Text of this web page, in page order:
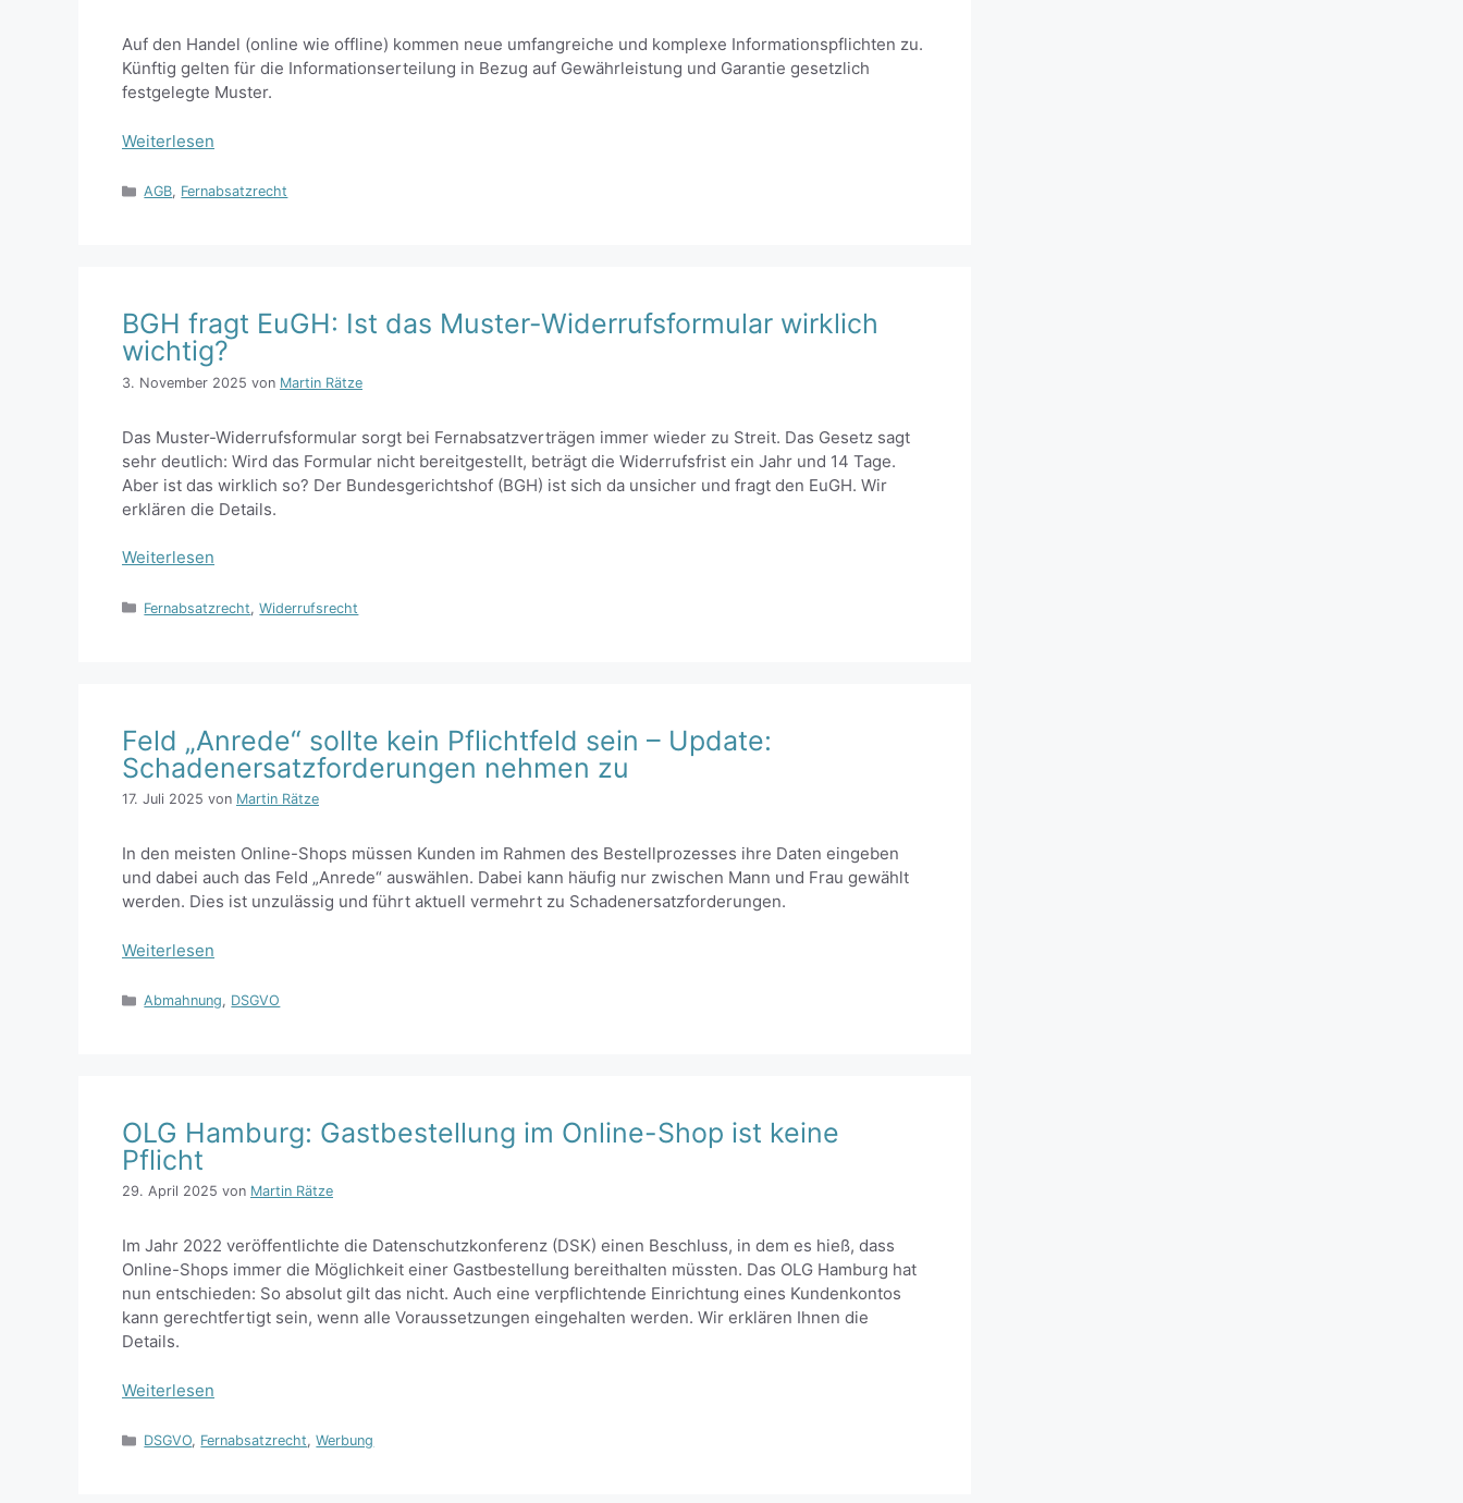
Auf den Handel (online wie offline) kommen neue umfangreiche und komplexe Informationspflichten zu.
Künftig gelten für die Informationserteilung in Bezug auf Gewährleistung und Garantie gesetzlich
festgelegte Muster.
Weiterlesen
Kategorien
AGB, Fernabsatzrecht
BGH fragt EuGH: Ist das Muster-Widerrufsformular wirklich
wichtig?
3. November 2025 von Martin Rätze
Das Muster-Widerrufsformular sorgt bei Fernabsatzverträgen immer wieder zu Streit. Das Gesetz sagt
sehr deutlich: Wird das Formular nicht bereitgestellt, beträgt die Widerrufsfrist ein Jahr und 14 Tage.
Aber ist das wirklich so? Der Bundesgerichtshof (BGH) ist sich da unsicher und fragt den EuGH. Wir
erklären die Details.
Weiterlesen
Kategorien
Fernabsatzrecht,Widerrufsrecht
Feld „Anrede“ sollte kein Pflichtfeld sein – Update:
Schadenersatzforderungen nehmen zu
17. Juli 2025 von Martin Rätze
In den meisten Online-Shops müssen Kunden im Rahmen des Bestellprozesses ihre Daten eingeben
und dabei auch das Feld „Anrede“ auswählen. Dabei kann häufig nur zwischen Mann und Frau gewählt
werden. Dies ist unzulässig und führt aktuell vermehrt zu Schadenersatzforderungen.
Weiterlesen
Kategorien
Abmahnung, DSGVO
OLG Hamburg: Gastbestellung im Online-Shop ist keine
Pflicht
29. April 2025 von Martin Rätze
Im Jahr 2022 veröffentlichte die Datenschutzkonferenz (DSK) einen Beschluss, in dem es hieß, dass
Online-Shops immer die Möglichkeit einer Gastbestellung bereithalten müssten. Das OLG Hamburg hat
nun entschieden: So absolut gilt das nicht. Auch eine verpflichtende Einrichtung eines Kundenkontos
kann gerechtfertigt sein, wenn alle Voraussetzungen eingehalten werden. Wir erklären Ihnen die
Details.
Weiterlesen
Kategorien
DSGVO, Fernabsatzrecht,Werbung